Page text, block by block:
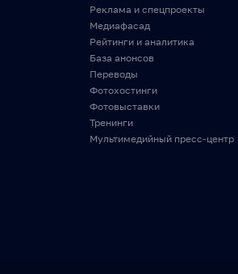
Реклама и спецпроекты
Медиафасад
Рейтинги и аналитика
База анонсов
Переводы
Фотохостинги
Фотовыставки
Тренинги
Мультимедийный пресс-центр